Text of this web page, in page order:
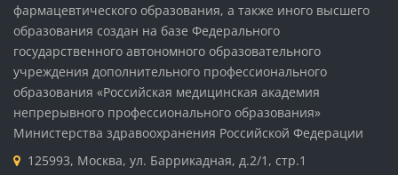
фармацевтического образования, а также иного высшего
образования создан на базе Федерального
государственного автономного образовательного
учреждения дополнительного профессионального
образования «Российская медицинская академия
непрерывного профессионального образования»
Министерства здравоохранения Российской Федерации
125993, Москва, ул. Баррикадная, д.2/1, стр.1